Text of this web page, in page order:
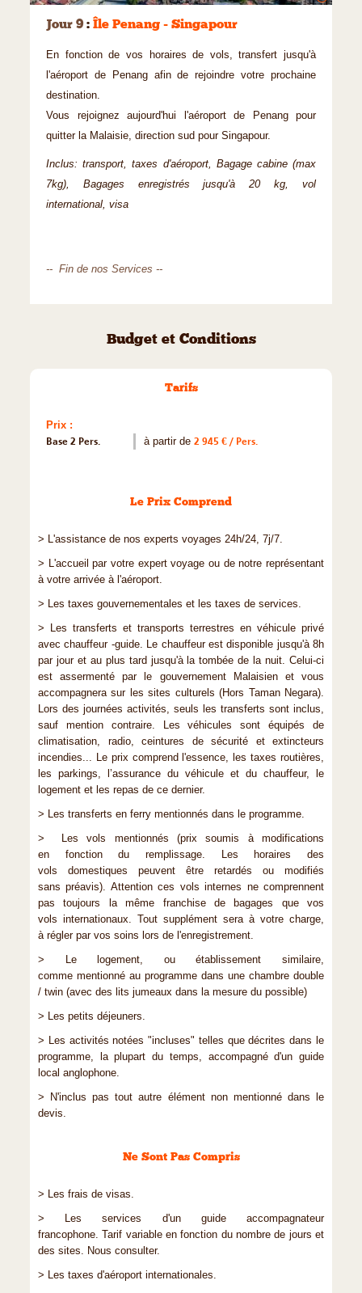
Jour 9: Île Penang - Singapour
En fonction de vos horaires de vols, transfert jusqu'à
l'aéroport de Penang afin de rejoindre votre prochaine
destination.
Vous rejoignez aujourd'hui l'aéroport de Penang pour
quitter la Malaisie, direction sud pour Singapour.
Inclus: transport, taxes d'aéroport, Bagage cabine (max
7kg), Bagages enregistrés jusqu'à 20 kg, vol
international, visa
-- Fin de nos Services --
Budget et Conditions
Tarifs
Prix :
Base 2 Pers.
à partir de 2 945 € / Pers.
Le Prix Comprend
> L'assistance de nos experts voyages 24h/24, 7j/7.
> L'accueil par votre expert voyage ou de notre représentant
à votre arrivée à l'aéroport.
> Les taxes gouvernementales et les taxes de services.
> Les transferts et transports terrestres en véhicule privé
avec chauffeur -guide. Le chauffeur est disponible jusqu'à 8h
par jour et au plus tard jusqu'à la tombée de la nuit. Celui-ci
est assermenté par le gouvernement Malaisien et vous
accompagnera sur les sites culturels (Hors Taman Negara).
Lors des journées activités, seuls les transferts sont inclus,
sauf mention contraire. Les véhicules sont équipés de
climatisation, radio, ceintures de sécurité et extincteurs
incendies... Le prix comprend l'essence, les taxes routières,
les parkings, l’assurance du véhicule et du chauffeur, le
logement et les repas de ce dernier.
> Les transferts en ferry mentionnés dans le programme.
> Les vols mentionnés (prix soumis à modifications
en fonction du remplissage. Les horaires des
vols domestiques peuvent être retardés ou modifiés
sans préavis). Attention ces vols internes ne comprennent
pas toujours la même franchise de bagages que vos
vols internationaux. Tout supplément sera à votre charge,
à régler par vos soins lors de l'enregistrement.
> Le logement, ou établissement similaire,
comme mentionné au programme dans une chambre double
/ twin (avec des lits jumeaux dans la mesure du possible)
> Les petits déjeuners.
> Les activités notées "incluses" telles que décrites dans le
programme, la plupart du temps, accompagné d'un guide
local anglophone.
> N'inclus pas tout autre élément non mentionné dans le
devis.
Ne Sont Pas Compris
> Les frais de visas.
> Les services d'un guide accompagnateur
francophone. Tarif variable en fonction du nombre de jours et
des sites. Nous consulter.
> Les taxes d'aéroport internationales.